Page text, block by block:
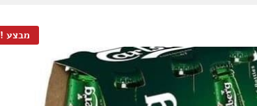
מבצע !